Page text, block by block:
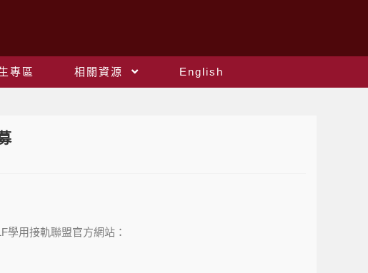
專區 相關資源
English
學用接軌聯盟官方網站：